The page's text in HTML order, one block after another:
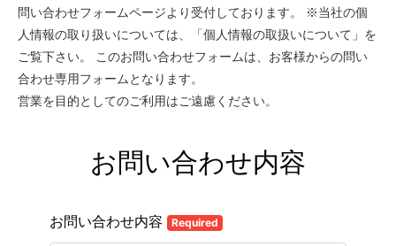
問い合わせフォームページより受付しております。 ※当社の個
人情報の取り扱いについては、「個人情報の取扱いについて」を
ご覧下さい。 このお問い合わせフォームは、お客様からの問い
合わせ専用フォームとなります。
営業を目的としてのご利用はご遠慮ください。